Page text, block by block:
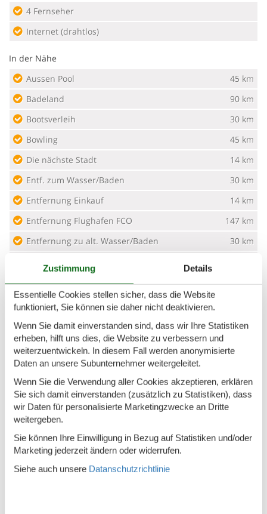
4 Fernseher
Internet (drahtlos)
In der Nähe
Aussen Pool
45 km
Badeland
90 km
Bootsverleih
30 km
Bowling
45 km
Die nächste Stadt
14 km
Entf. zum Wasser/Baden
30 km
Entfernung Einkauf
14 km
Entfernung Flughafen FCO
147 km
Entfernung zu alt. Wasser/Baden
30 km
Markierter Radweg 5-10 km
50 m
Markierter Wanderweg
Markierter Wanderweg 5-10 km
50 m
Mountainbikeroute 5-10 km
Nächster Nachbar
Nächstes Restaurant
5 km
Pferdeverleih
Schwimmbad
Tennisplatz
14 km
Thermalbad
Zustimmung Details
Essentielle Cookies stellen sicher, dass die Website
funktioniert, Sie können sie daher nicht deaktivieren.
Wenn Sie damit einverstanden sind, dass wir Ihre Statistiken
erheben, hilft uns dies, die Website zu verbessern und
weiterzuentwickeln. In diesem Fall werden anonymisierte
Daten an unsere Subunternehmer weitergeleitet.
Wenn Sie die Verwendung aller Cookies akzeptieren, erklären
Sie sich damit einverstanden (zusätzlich zu Statistiken), dass
wir Daten für personalisierte Marketingzwecke an Dritte
weitergeben.
Sie können Ihre Einwilligung in Bezug auf Statistiken und/oder
Marketing jederzeit ändern oder widerrufen.
Siehe auch unsere Datanschutzrichtlinie